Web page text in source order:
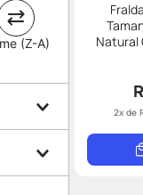
(Z-A)
Natural
2x de